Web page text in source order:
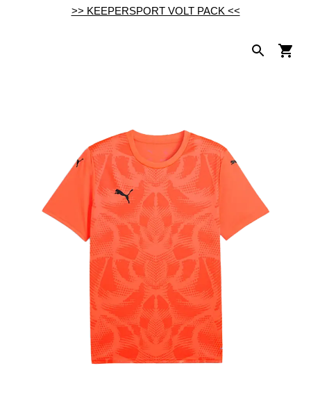
>> KEEPERSPORT VOLT PACK <<